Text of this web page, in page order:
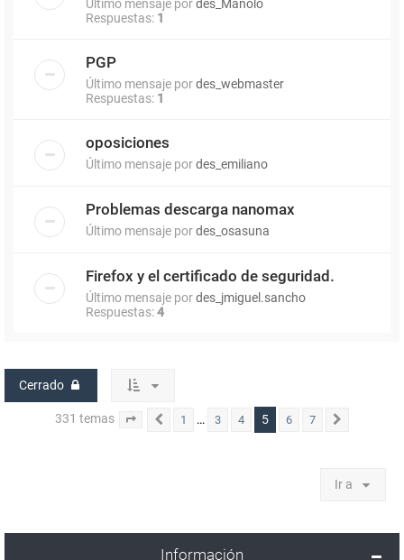
Último mensaje pordes_Manolo
Respuestas: 1
PGP
Último mensaje pordes_webmaster
Respuestas: 1
oposiciones
Último mensaje pordes_emiliano
Problemas descarga nanomax
Último mensaje pordes_osasuna
Firefox y el certificado de seguridad.
Último mensaje pordes_jmiguel.sancho
Respuestas:4
Cerrado
331 temas Página 5de7
Anterior
1 … 3 4 5 6 7
Ir a
Información